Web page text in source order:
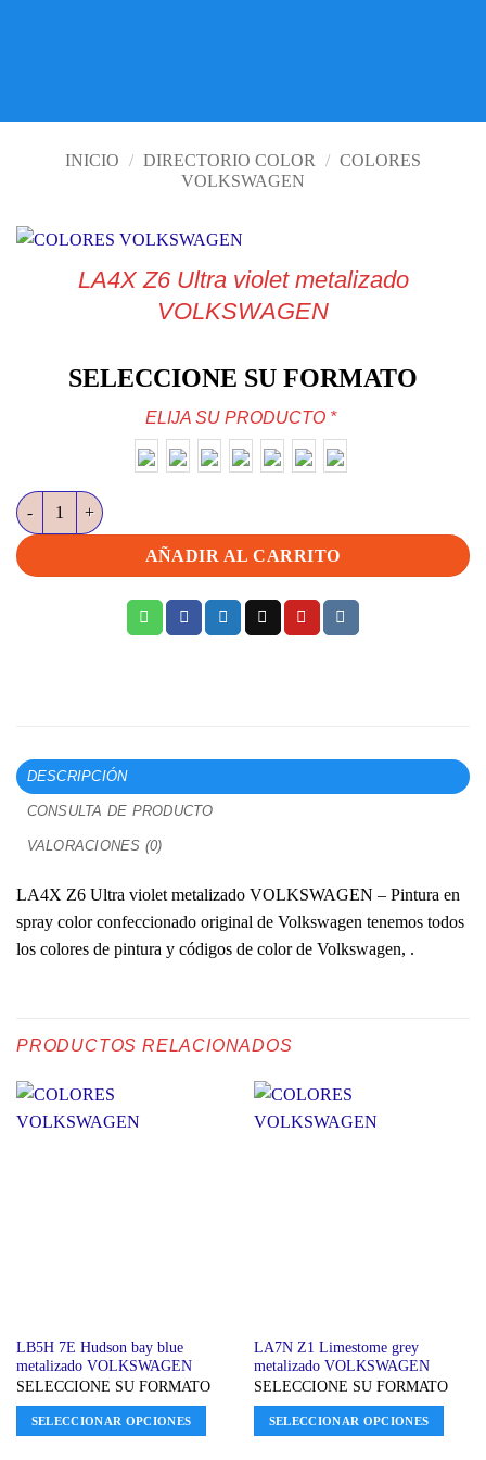
INICIO / DIRECTORIO COLOR / COLORES
VOLKSWAGEN
LA4X Z6 Ultra violet metalizado
VOLKSWAGEN
SELECCIONE SU FORMATO
ELIJA SU PRODUCTO *
LA4X Z6 Ultra violet metalizado VOLKSWAGEN cantidad
AÑADIR AL CARRITO
DESCRIPCIÓN
CONSULTA DE PRODUCTO
VALORACIONES (0)
LA4X Z6 Ultra violet metalizado VOLKSWAGEN – Pintura en
spray color confeccionado original de Volkswagen tenemos todos
los colores de pintura y códigos de color de Volkswagen, .
PRODUCTOS RELACIONADOS
LB5H 7E Hudson bay blue
metalizado VOLKSWAGEN
SELECCIONE SU FORMATO
SELECCIONAR OPCIONES
LA7N Z1 Limestome grey
metalizado VOLKSWAGEN
SELECCIONE SU FORMATO
SELECCIONAR OPCIONES